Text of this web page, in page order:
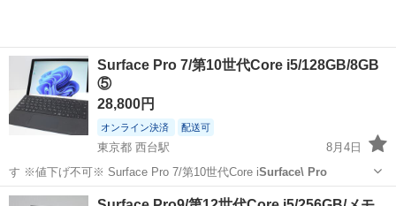
Surface Pro 7/第10世代Core i5/128GB/8GB
⑤
28,800円
オンライン決済 配送可
東京都 西台駅
8月4日
す ※値下げ不可※ Surface Pro 7/第10世代Core iSurface\ Pro
東京 板橋区 タブレットPC